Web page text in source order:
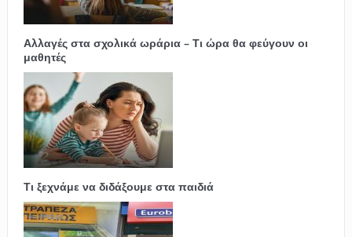
Αλλαγές στα σχολικά ωράρια – Τι ώρα θα φεύγουν οι
μαθητές
Τι ξεχνάμε να διδάξουμε στα παιδιά